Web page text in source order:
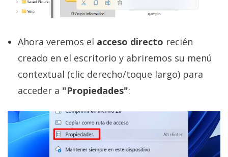
Ahora veremos el acceso directo recién
creado en el escritorio y abriremos su menú
contextual (clic derecho/toque largo) para
acceder a "Propiedades":